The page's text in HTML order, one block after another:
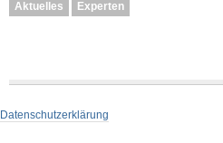
Aktuelles Experten
Datenschutzerklärung